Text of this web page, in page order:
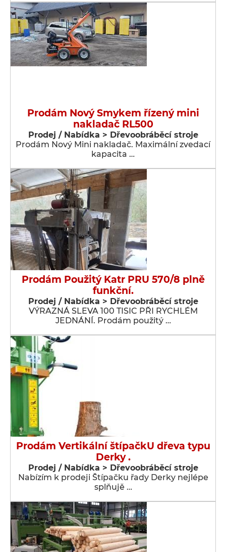
Prodám Nový Smykem řízený mini
nakladač RL500
Prodej / Nabídka > Dřevoobráběcí stroje
Prodám Nový Mini nakladač. Maximální zvedací
kapacita …
Prodám Použitý Katr PRU 570/8 plně
funkční.
Prodej / Nabídka > Dřevoobráběcí stroje
VÝRAZNÁ SLEVA 100 TISIC PŘI RYCHLÉM
JEDNÁNÍ. Prodám použitý …
Prodám Vertikální štípačkU dřeva typu
Derky .
Prodej / Nabídka > Dřevoobráběcí stroje
Nabízím k prodeji Štípačku řady Derky nejlépe
splňujě …